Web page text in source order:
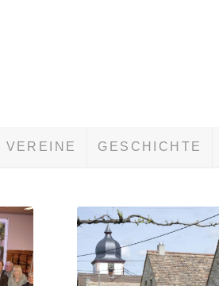
VEREINE GESCHICHTE